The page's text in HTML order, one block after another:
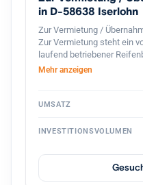
in D-58638 Iserlohn
Zur Vermietung /
Zur Vermietung steht ein
laufend betriebener
Kundenstruktur und
ist komplett ausgestattet
Reifenmontage und
auch Lkw problemlos
professionelles
Kundenstamm und
Mehr anzeigen
UMSATZ
INVESTITIONSVOLUMEN